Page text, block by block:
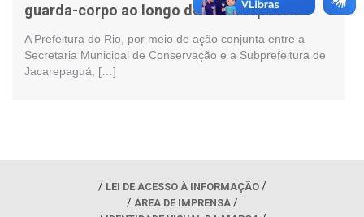
guarda-corpo ao longo do Rio Valqueire
A Prefeitura do Rio, por meio de ação conjunta entre a
Secretaria Municipal de Conservação e a Subprefeitura de
Jacarepaguá, […]
LEI DE ACESSO À INFORMAÇÃO
ÁREA DE IMPRENSA